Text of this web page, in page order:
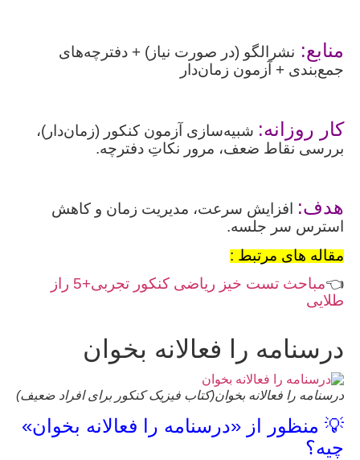
منابع: نشرالگو (در صورت نیاز) + دفترچه‌های
جمع‌بندی + آزمون زمان‌دار
کار روزانه: شبیه‌سازی آزمون کنکور (زمان‌دار)،
بررسی نقاط ضعف، مرور نکاتِ دفترچه.
هدف: افزایش سرعت، مدیریت زمان و کاهش
استرس سر جلسه.
مقاله های مرتبط :
👈
مباحث تست خیز ریاضی کنکور تجربی+5 راز
طلایی
درسنامه را فعالانه بخوان
درسنامه را فعالانه بخوان(کتاب فیزیک کنکور برای افراد ضعیف)
💡 منظور از «درسنامه را فعالانه بخوان»
چیه؟